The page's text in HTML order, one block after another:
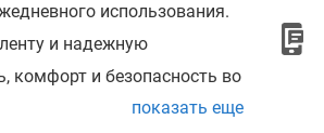
использования.
и надежную
комфорт и безопасность во
показать еще